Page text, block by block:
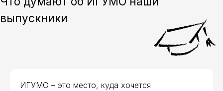
ИГУМО – это место, куда хочется